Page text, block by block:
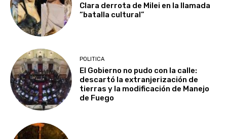
Clara derrota de Milei en la llamada
“batalla cultural”
POLITICA
El Gobierno no pudo con la calle:
descartó la extranjerización de
tierras y la modificación de Manejo
de Fuego